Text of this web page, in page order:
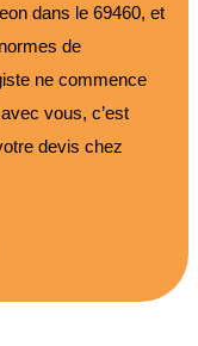
dans le 69460, et
de
ne commence
vous, c’est
devis chez